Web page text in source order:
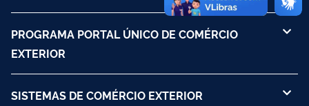
PROGRAMA PORTAL ÚNICO DE COMÉRCIO
EXTERIOR
SISTEMAS DE COMÉRCIO EXTERIOR